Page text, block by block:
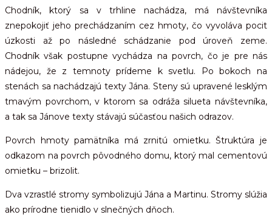
Chodník, ktorý sa v trhline nachádza, má návštevníka
znepokojiť jeho prechádzaním cez hmoty, čo vyvoláva pocit
úzkosti až po následné schádzanie pod úroveň zeme.
Chodník však postupne vychádza na povrch, čo je pre nás
nádejou, že z temnoty prídeme k svetlu. Po bokoch na
stenách sa nachádzajú texty Jána. Steny sú upravené lesklým
tmavým povrchom, v ktorom sa odráža silueta návštevníka,
a tak sa Jánove texty stávajú súčasťou našich odrazov.
Povrch hmoty pamätníka má zrnitú omietku. Štruktúra je
odkazom na povrch pôvodného domu, ktorý mal cementovú
omietku – brizolit.
Dva vzrastlé stromy symbolizujú Jána a Martinu. Stromy slúžia
ako prírodne tienidlo v slnečných dňoch.